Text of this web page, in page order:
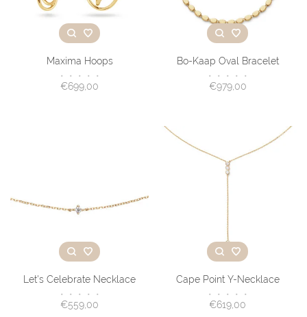
Maxima Hoops
• • • • •
€699,00
Bo-Kaap Oval Bracelet
• • • • •
€979,00
Let's Celebrate Necklace
• • • • •
€559,00
Cape Point Y-Necklace
• • • • •
€619,00